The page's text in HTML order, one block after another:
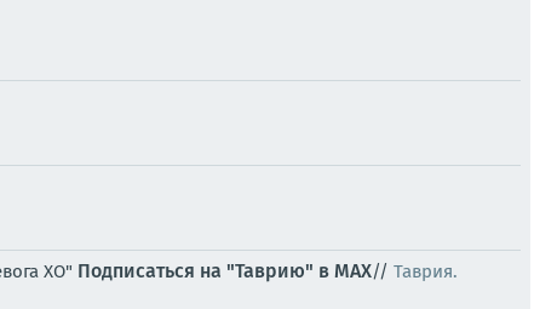
ХО" Подписаться на "Таврию" в MAX// Таврия.